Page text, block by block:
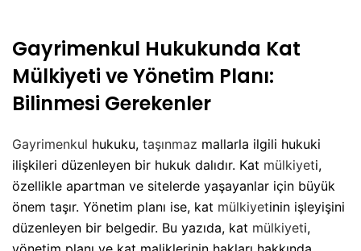
Gayrimenkul Hukukunda Kat
Mülkiyeti ve Yönetim Planı:
Bilinmesi Gerekenler
Gayrimenkul hukuku, taşınmaz mallarla ilgili hukuki
ilişkileri düzenleyen bir hukuk dalıdır. Kat mülkiyeti,
özellikle apartman ve sitelerde yaşayanlar için büyük
önem taşır. Yönetim planı ise, kat mülkiyetinin işleyişini
düzenleyen bir belgedir. Bu yazıda, kat mülkiyeti,